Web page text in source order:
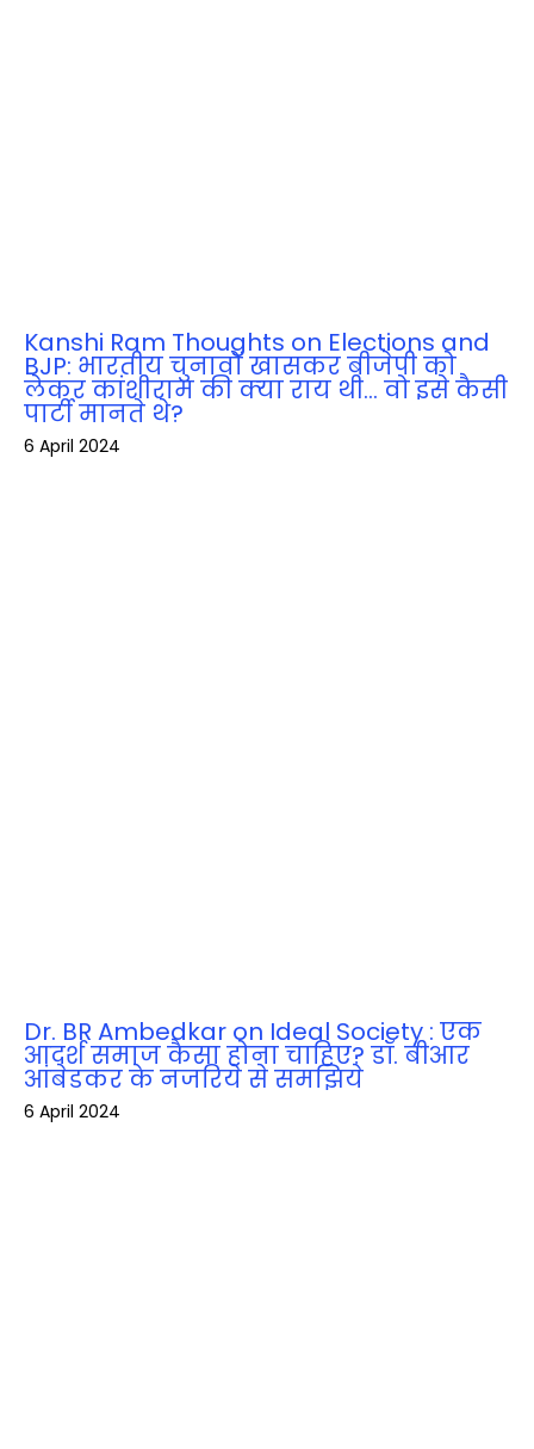
Kanshi Ram Thoughts on Elections and
BJP: भारतीय चुनावों खासकर बीजेपी को
लेकर कांशीराम की क्‍या राय थी… वो इसे कैसी
पार्टी मानते थे?
6 April 2024
Dr. BR Ambedkar on Ideal Society : एक
आदर्श समाज कैसा होना चाहिए? डॉ. बीआर
आंबेडकर के नजरिये से समझिये
6 April 2024